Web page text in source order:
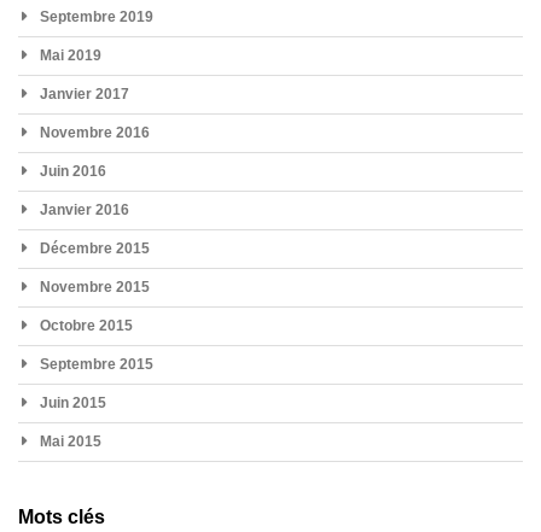
Septembre 2019
Mai 2019
Janvier 2017
Novembre 2016
Juin 2016
Janvier 2016
Décembre 2015
Novembre 2015
Octobre 2015
Septembre 2015
Juin 2015
Mai 2015
Mots clés